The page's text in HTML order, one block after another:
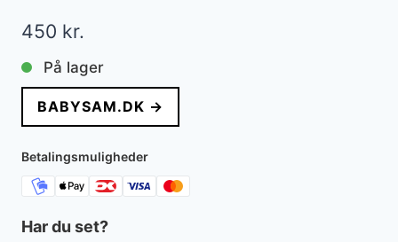
450 kr.
På lager
BABYSAM.DK →
Betalingsmuligheder
Har du set?